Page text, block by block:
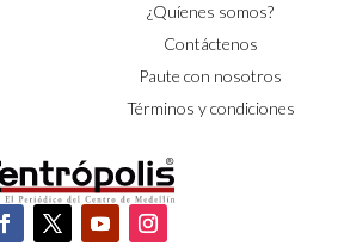
¿Quíenes somos?
Contáctenos
Paute con nosotros
Términos y condiciones